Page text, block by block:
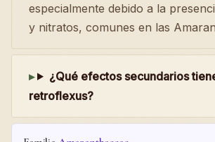
especialmente debido a la
y nitratos, comunes en las
¿Qué efectos secundarios
retroflexus?